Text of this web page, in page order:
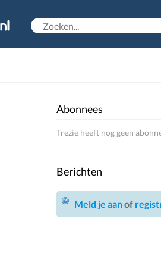
Abonnees
Trezie heeft nog geen
Berichten
Meld je aanof